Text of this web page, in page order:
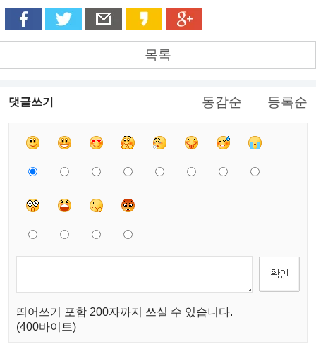
목록
댓글쓰기 동감순 등록순
띄어쓰기 포함 200자까지 쓰실 수 있습니다.
(400바이트)